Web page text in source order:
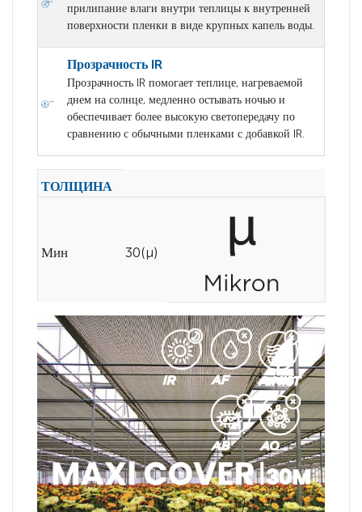
прилипание влаги внутри теплицы к внутренней
поверхности пленки в виде крупных капель воды.
Прозрачность IR
Прозрачность IR помогает теплице, нагреваемой
днем на солнце, медленно остывать ночью и
обеспечивает более высокую светопередачу по
сравнению с обычными пленками с добавкой IR.
ТОЛЩИНА
Мин 30(µ)